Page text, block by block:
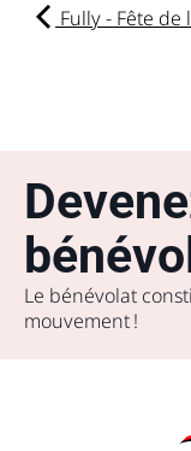
Fully - Fête
Le bénévolat
mouvement !